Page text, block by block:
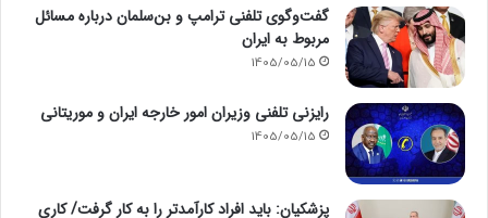
گفت‌وگوی تلفنی ترامپ و بن‌سلمان درباره مسائل
مربوط به ایران
1405/05/15
رایزنی تلفنی وزیران امور خارجه ایران و موریتانی
1405/05/15
پزشکیان: باید افراد کارآمدتر را به کار گرفت/ کاری